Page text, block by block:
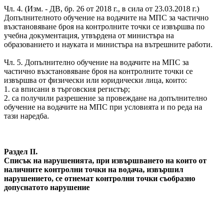
Чл. 4. (Изм. - ДВ, бр. 26 от 2018 г., в сила от 23.03.2018 г.)
Допълнителното обучение на водачите на МПС за частично
възстановяване броя на контролните точки се извършва по
учебна документация, утвърдена от министъра на
образованието и науката и министъра на вътрешните работи.
Чл. 5. Допълнително обучение на водачите на МПС за
частично възстановяване броя на контролните точки се
извършва от физически или юридически лица, които:
1. са вписани в търговския регистър;
2. са получили разрешение за провеждане на допълнително
обучение на водачите на МПС при условията и по реда на
тази наредба.
Раздел II.
Списък на нарушенията, при извършването на които от
наличните контролни точки на водача, извършил
нарушението, се отнемат контролни точки съобразно
допуснатото нарушение